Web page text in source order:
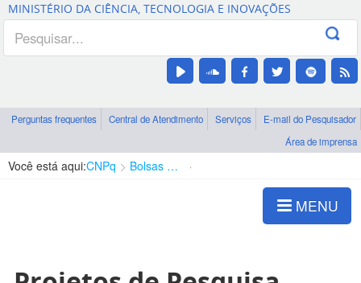
Canais
MINISTÉRIO DA CIÊNCIA, TECNOLOGIA E INOVAÇÕES
Perguntas frequentes Central de Atendimento Serviços
E-mail do Pesquisador
Área de imprensa
Você está aqui:CNPq Bolsas e Auxílios Vigentes
MENU